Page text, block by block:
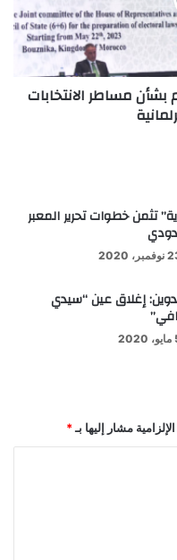
بشأن مساطر الانتخابات
تثمن خطوات تحرير المعبر
2020
إغلاق عين “سيدي
مشار إليها بـ*